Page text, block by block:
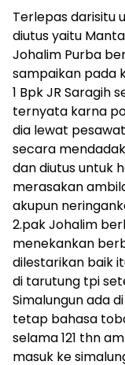
Terlepas darisitu
diutus yaitu
Johalim Purba
sampaikan pada
1 Bpk JR Saragih
ternyata karna
dia lewat
secara
dan diutus untuk
merasakan
akupun
2.pak Johalim
menekankan
dilestarikan baik
di tarutung tpi
Simalungun ada
tetap bahasa
selama 121 thn
masuk ke